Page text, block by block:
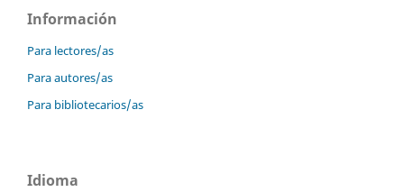
Información
Para lectores/as
Para autores/as
Para bibliotecarios/as
Idioma